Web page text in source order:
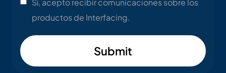
Sí, acepto recibir comunicaciones sobre los
productos de Interfacing.
Submit